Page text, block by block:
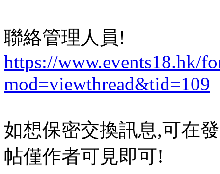
聯絡管理人員!
https://www.events18.hk/
mod=viewthread&tid=109
如想保密交換訊息,可在
帖僅作者可見即可!